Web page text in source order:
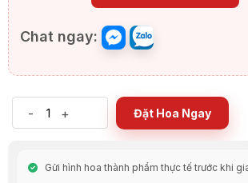
Chat ngay:
- + Đặt Hoa Ngay
Gửi hình hoa thành phẩm thực tế trước khi